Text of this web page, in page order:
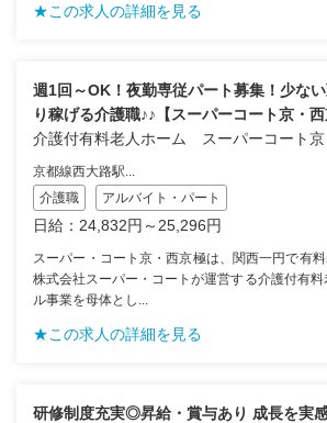
★この求人の詳細を見る
週1回～OK！夜勤専従パート募集！少な
り稼げる介護職♪♪【スーパーコート京・西
介護付有料老人ホーム スーパーコート京
京都線西大路駅...
介護職
アルバイト・パート
日給：24,832円～25,296円
スーパー・コート京・西京極は、関西一円で有
株式会社スーパー・コートが運営する介護付有
ル事業を母体とし...
★この求人の詳細を見る
研修制度充実◎昇給・賞与あり 成長を実